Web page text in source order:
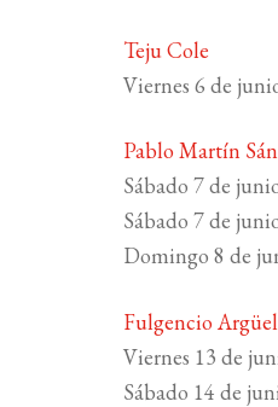
Teju Cole
Viernes 6 de
Pablo Martín
Sábado 7 de
Sábado 7 de
Domingo 8 de
Fulgencio
Viernes 13 de
Sábado 14 de